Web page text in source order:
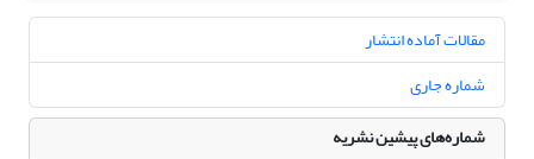
مقالات آماده انتشار
شماره جاری
شماره‌های پیشین نشریه